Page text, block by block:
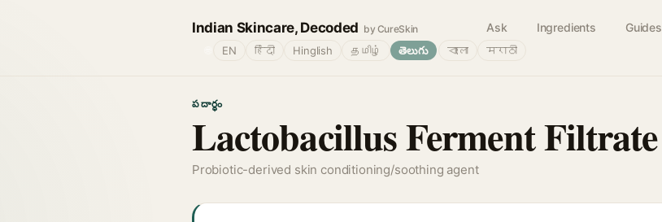
Indian Skincare, Decoded by CureSkin Ask Ingredients Guides
EN हिंदी Hinglish தமிழ் తెలుగు বাংলা मराठी
పదార్థం
Lactobacillus Ferment Filtrate
Probiotic-derived skin conditioning/soothing agent